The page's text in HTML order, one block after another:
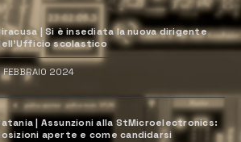
| Si è insediata la nuova dirigente
scolastico
FEBBRAIO 2024
| Assunzioni alla StMicroelectronics:
aperte e come candidarsi